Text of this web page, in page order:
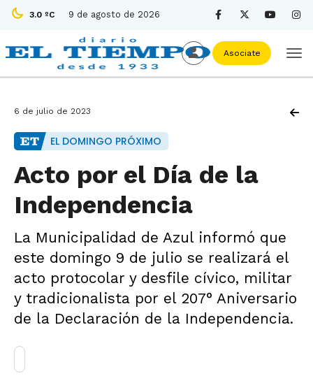
3.0 ºC 9 de agosto de 2026
Asociate
6 de julio de 2023
EL DOMINGO PRÓXIMO
Acto por el Día de la
Independencia
La Municipalidad de Azul informó que
este domingo 9 de julio se realizará el
acto protocolar y desfile cívico, militar
y tradicionalista por el 207° Aniversario
de la Declaración de la Independencia.